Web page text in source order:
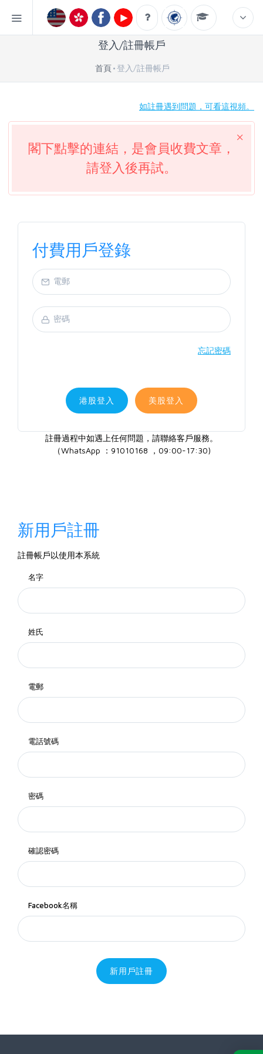
登入/註冊帳戶
首頁 登入/註冊帳戶
如註冊遇到問題，可看這視頻。
閣下點擊的連結，是會員收費文章，
請登入後再試。
付費用戶登錄
忘記密碼
港股登入 美股登入
註冊過程中如遇上任何問題，請聯絡客戶服務。
（WhatsApp ：91010168 ，09:00-17:30)
新用戶註冊
註冊帳戶以使用本系統
名字
姓氏
電郵
電話號碼
密碼
確認密碼
Facebook名稱
新用戶註冊